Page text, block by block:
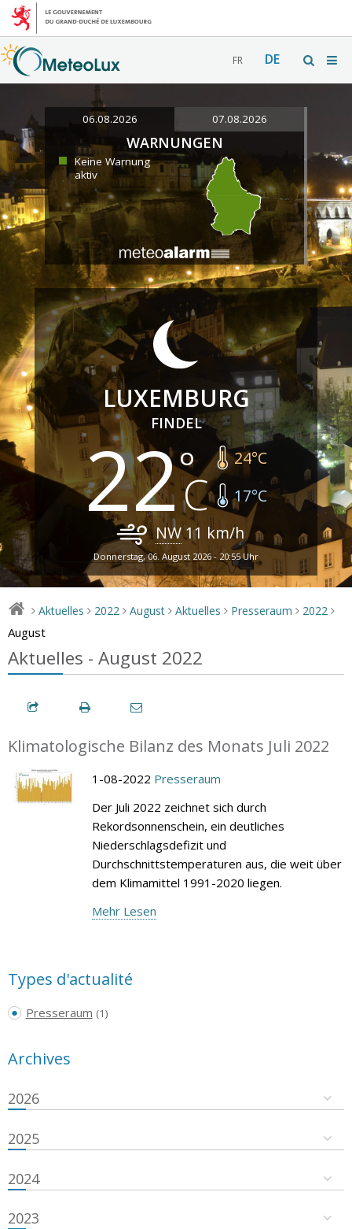
FR DE
06.08.2026 07.08.2026
WARNUNGEN
Keine Warnung
aktiv
LUXEMBURG
FINDEL
22 24°C
17°C
NW11 km/h
Donnerstag, 06. August 2026 - 20:55 Uhr
> Aktuelles > 2022 > August > Aktuelles > Presseraum > 2022 >
August
Aktuelles - August 2022
Klimatologische Bilanz des Monats Juli 2022
1-08-2022 Presseraum
Der Juli 2022 zeichnet sich durch
Rekordsonnenschein, ein deutliches
Niederschlagsdefizit und
Durchschnittstemperaturen aus, die weit über
dem Klimamittel 1991-2020 liegen.
Mehr Lesen
Types d'actualité
Presseraum (1)
Archives
2026
2025
2024
2023